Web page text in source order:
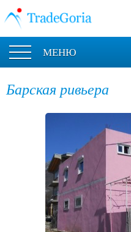
МЕНЮ
Барская ривьера